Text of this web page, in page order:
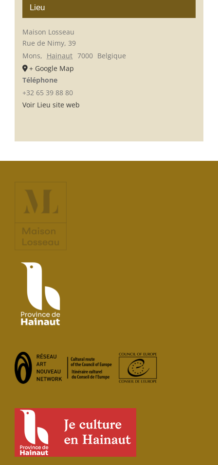
Lieu
Maison Losseau
Rue de Nimy, 39
Mons, Hainaut 7000 Belgique
+ Google Map
Téléphone
+32 65 39 88 80
Voir Lieu site web